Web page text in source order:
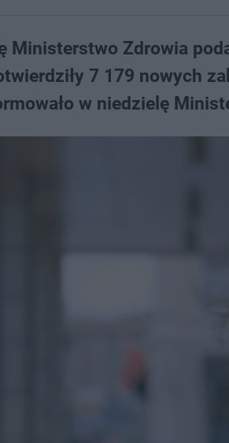
Ministerstwo Zdrowia
7 179 nowych
w niedzielę